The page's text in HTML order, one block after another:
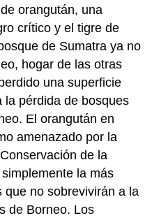
orangután, una
crítico y el tigre de
de Sumatra ya no
hogar de las otras
una superficie
la pérdida de bosques
El orangután en
amenazado por la
de la
la más
que no sobrevivirán a la
de Borneo. Los